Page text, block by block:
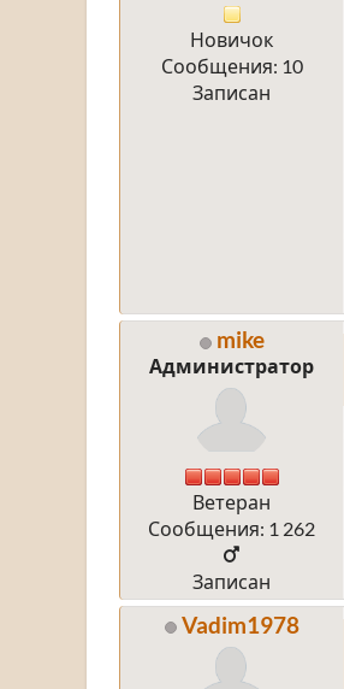
Новичок
Сообщения: 10
Записан
mike
Администратор
Ветеран
Сообщения: 1 262
Записан
Vadim1978